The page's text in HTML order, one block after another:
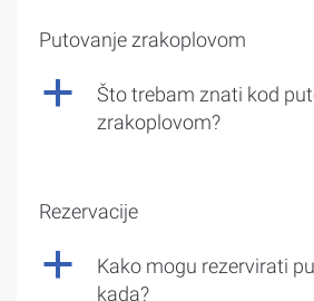
Putovanje zrakoplovom
a
Što trebam znati kod
zrakoplovom?
Rezervacije
a
Kako mogu rezervirati
kada?